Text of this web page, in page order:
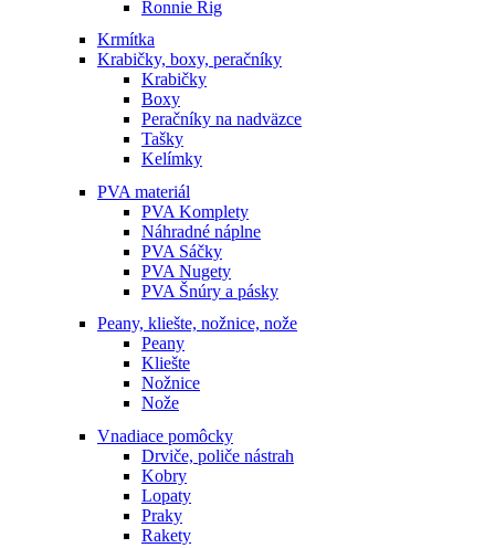
Ronnie Rig
Krmítka
Krabičky, boxy, peračníky
Krabičky
Boxy
Peračníky na nadväzce
Tašky
Kelímky
PVA materiál
PVA Komplety
Náhradné náplne
PVA Sáčky
PVA Nugety
PVA Šnúry a pásky
Peany, kliešte, nožnice, nože
Peany
Kliešte
Nožnice
Nože
Vnadiace pomôcky
Drviče, poliče nástrah
Kobry
Lopaty
Praky
Rakety